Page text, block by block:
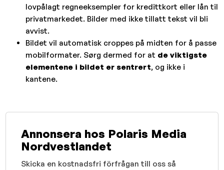
lovpålagt regneeksempler for kredittkort eller lån til
privatmarkedet. Bilder med ikke tillatt tekst vil bli
avvist.
Bildet vil automatisk croppes på midten for å passe
mobilformater. Sørg dermed for at de viktigste
elementene i bildet er sentrert, og ikke i
kantene.
Annonsera hos Polaris Media
Nordvestlandet
Skicka en kostnadsfri förfrågan till oss så